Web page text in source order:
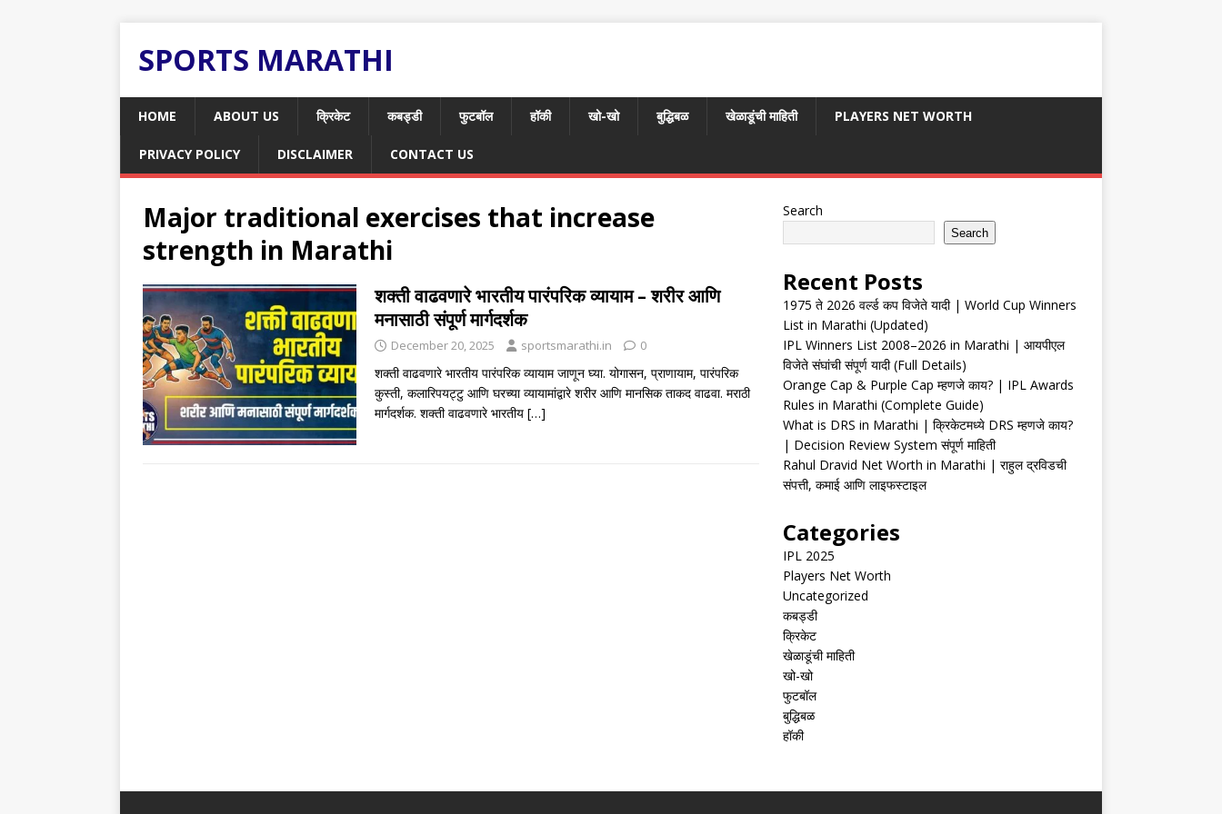
SPORTS MARATHI
HOME ABOUT US क्रिकेट कबड्डी फुटबॉल हॉकी खो-खो बुद्धिबळ खेळाडूंची माहिती PLAYERS NET WORTH
PRIVACY POLICY DISCLAIMER CONTACT US
Major traditional exercises that increase
strength in Marathi
शक्ती वाढवणारे भारतीय पारंपरिक व्यायाम – शरीर आणि
मनासाठी संपूर्ण मार्गदर्शक
December 20, 2025 sportsmarathi.in 0
शक्ती वाढवणारे भारतीय पारंपरिक व्यायाम जाणून घ्या. योगासन, प्राणायाम, पारंपरिक
कुस्ती, कलारिपयट्टु आणि घरच्या व्यायामांद्वारे शरीर आणि मानसिक ताकद वाढवा. मराठी
मार्गदर्शक. शक्ती वाढवणारे भारतीय […]
Search
Search
Recent Posts
1975 ते 2026 वर्ल्ड कप विजेते यादी | World Cup Winners
List in Marathi (Updated)
IPL Winners List 2008–2026 in Marathi | आयपीएल
विजेते संघांची संपूर्ण यादी (Full Details)
Orange Cap & Purple Cap म्हणजे काय? | IPL Awards
Rules in Marathi (Complete Guide)
What is DRS in Marathi | क्रिकेटमध्ये DRS म्हणजे काय?
| Decision Review System संपूर्ण माहिती
Rahul Dravid Net Worth in Marathi | राहुल द्रविडची
संपत्ती, कमाई आणि लाइफस्टाइल
Categories
IPL 2025
Players Net Worth
Uncategorized
कबड्डी
क्रिकेट
खेळाडूंची माहिती
खो-खो
फुटबॉल
बुद्धिबळ
हॉकी